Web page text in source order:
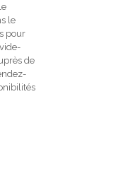
le
pour
de